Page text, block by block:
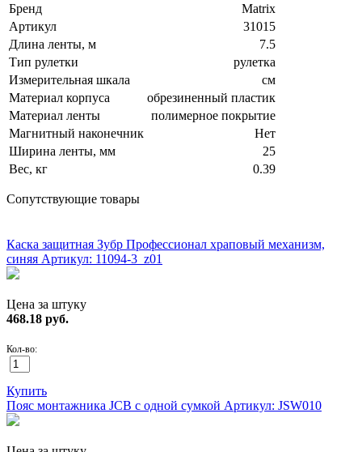
Бренд
Matrix
Артикул
31015
Длина ленты, м
7.5
Тип рулетки
рулетка
Измерительная шкала
см
Материал корпуса
обрезиненный пластик
Материал ленты
полимерное покрытие
Магнитный наконечник
Нет
Ширина ленты, мм
25
Вес, кг
0.39
Сопутствующие товары
Каска защитная Зубр Профессионал храповый механизм,
синяя Артикул: 11094-3_z01
Цена за штуку
468.18 руб.
Кол-во:
Купить
Пояс монтажника JCB с одной сумкой Артикул: JSW010